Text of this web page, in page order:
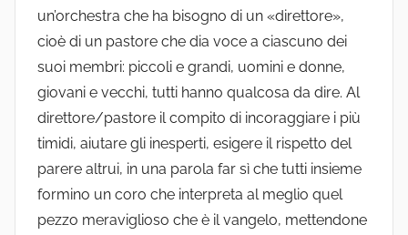
un’orchestra che ha bisogno di un «direttore»,
cioè di un pastore che dia voce a ciascuno dei
suoi membri: piccoli e grandi, uomini e donne,
giovani e vecchi, tutti hanno qualcosa da dire. Al
direttore/pastore il compito di incoraggiare i più
timidi, aiutare gli inesperti, esigere il rispetto del
parere altrui, in una parola far sì che tutti insieme
formino un coro che interpreta al meglio quel
pezzo meraviglioso che è il vangelo, mettendone